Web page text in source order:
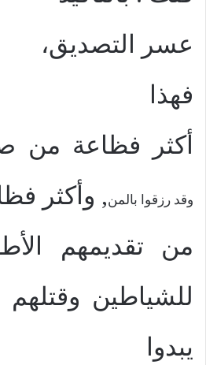
عسر التصديق،
فهذا
أكثر فظاعة من
وقد رزقوا بالمن, وأكثر
من تقديمهم
للشياطين وقتلهم
يبدوا